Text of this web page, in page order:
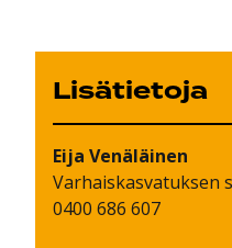
Lisätietoja
Eija Venäläinen
Varhaiskasvatuksen
0400 686 607